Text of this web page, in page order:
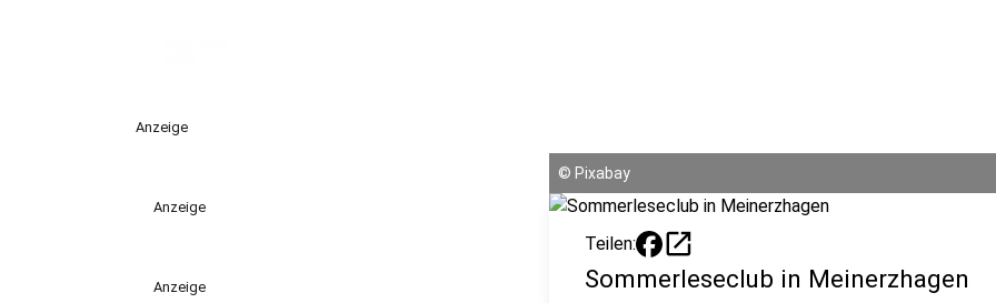
Anzeige
Anzeige
Anzeige
© Pixabay
Teilen: open_in_new
Sommerleseclub in Meinerzhagen